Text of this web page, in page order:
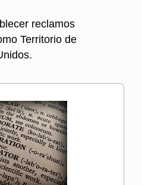
reclamos
Territorio de